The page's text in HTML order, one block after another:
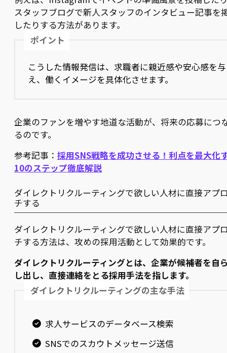
スタッフブログで新人スタッフのインタビュー記事を
したりする方法があります。
ポイント
こうした情報発信は、求職者に親近感や安心感を与
え、働くイメージを具体化させます。
企業のファンを増やす地道な活動が、将来の応募につ
るのです。
参考記事： 採用SNS戦略を成功させる！利点を最大化
10のステップ徹底解説
ダイレクトリクルーティングで欲しい人材に直接アプ
チする
ダイレクトリクルーティングで欲しい人材に直接アプ
チする方法は、攻めの採用活動として効果的です。
ダイレクトリクルーティングとは、企業が候補者を自
し出し、直接連絡をとる採用手法を指します。
ダイレクトリクルーティングの主な手法
求人サービスのデータベース検索
SNSでのスカウトメッセージ送信